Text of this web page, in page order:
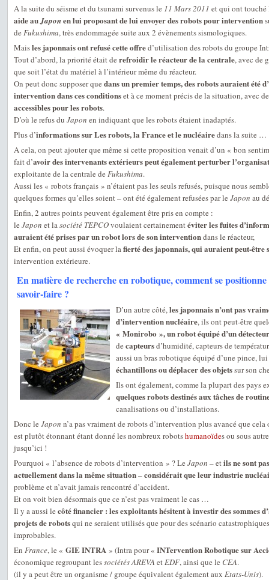
A la suite du séisme et du tsunami survenus le 11 Mars 2011 et qui ont
aide auJaponen lui proposant de lui envoyer des robots pour intervention
de Fukushima, très endommagée suite aux 2 évènements sismologiques.
Maisles japonnais ont refusé cette offred’utilisation des robots du groupe
Tout d’abord, la priorité était de refroidir le réacteur de la centrale, avec de
que soit l’état du matériel à l’intérieur même du réacteur.
On peut donc supposer que dans un premier temps, des robots auraient été
intervention dans ces conditionset à ce moment précis de la situation, avec
accessibles pour les robots.
D’où le refus du Japon en indiquant que les robots étaient inadaptés.
Plus d’informations sur Les robots, la France et le nucléairedans la suite …
A cela, on peut ajouter que même si cette proposition venait d’un « bon
fait d’avoir des intervenants extérieurs peut également perturber
exploitante de la centrale de Fukushima.
Aussi les « robots français » n’étaient pas les seuls refusés, puisque nous
quelques formes qu’elles soient – ont été également refusées par le Japon au
Enfin, 2 autres points peuvent également être pris en compte :
le Japon et lasociété TEPCOvoulaient certainementéviter les fuites
auraient été prises par un robot lors de son interventiondans le réacteur,
Et enfin, on peut aussi évoquer lafierté des japonnais, qui auraient peut-être
intervention extérieure.
En matière de recherche en robotique, comment se
savoir-faire ?
D’un autre côté,les japonnais n’ont pas
d’intervention nucléaire, ils ont peut-être
« Monirobo », un robot équipé d’un
de capteursd’humidité, capteurs de
aussi un bras robotique équipé d’une pince,
échantillons ou déplacer des objetssur son
Ils ont également, comme la plupart des pays
quelques robots destinés aux tâches de
canalisations ou d’installations.
Donc le Japon n’a pas vraiment de robots d’intervention plus avancé que
est plutôt étonnant étant donné les nombreux robotshumanoïdes ou sous
jusqu’ici !
Pourquoi « l’absence de robots d’intervention » ? Le Japon – etils ne sont
actuellement dans la même situation–considérait que leur industrie
problème et n’avait jamais rencontré d’accident.
Et on voit bien désormais que ce n’est pas vraiment le cas …
Il y a aussi le côté financier : les exploitants hésitent à investir des sommes
projets de robotsqui ne seraient utilisés que pour des scénario
improbables.
En France, le « GIE INTRA » (Intra pour « INTervention Robotique sur
économique regroupant lessociétés AREVA etEDF, ainsi que le CEA.
(il y a peut être un organisme / groupe équivalent également aux Etats-Unis).